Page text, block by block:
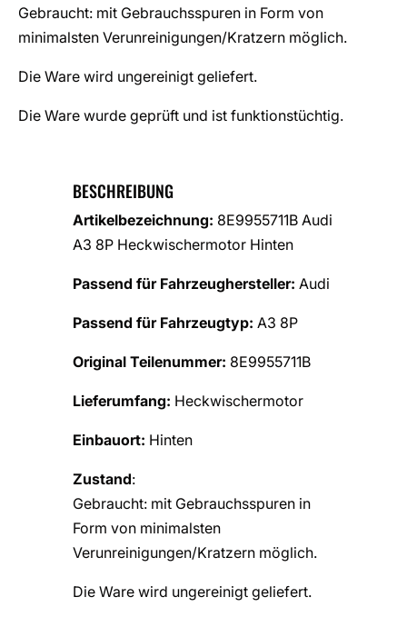
Gebraucht: mit Gebrauchsspuren in Form von
minimalsten Verunreinigungen/Kratzern möglich.
Die Ware wird ungereinigt geliefert.
Die Ware wurde geprüft und ist funktionstüchtig.
BESCHREIBUNG
Artikelbezeichnung: 8E9955711B Audi
A3 8P Heckwischermotor Hinten
Passend für Fahrzeughersteller: Audi
Passend für Fahrzeugtyp: A3 8P
Original Teilenummer: 8E9955711B
Lieferumfang: Heckwischermotor
Einbauort: Hinten
Zustand:
Gebraucht: mit Gebrauchsspuren in
Form von minimalsten
Verunreinigungen/Kratzern möglich.
Die Ware wird ungereinigt geliefert.